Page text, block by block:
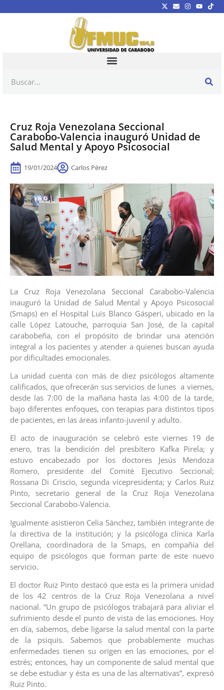
Cruz Roja Venezolana Seccional
Carabobo-Valencia inauguró Unidad de
Salud Mental y Apoyo Psicosocial
19/01/2024 Carlos Pérez
La Cruz Roja Venezolana Seccional Carabobo-Valencia
inauguró la Unidad de Salud Mental y Apoyo Psicosocial
(Smaps) en el Hospital Luis Blanco Gásperi, ubicado en la
calle López Latouche, parroquia San José, de la capital
carabobeña, con el propósito de brindar una atención
integral a los pacientes y atender a quienes buscan ayuda
por dificultades emocionales.
La unidad cuenta con más de diez psicólogos altamente
calificados, que ofrecerán sus servicios de lunes a viernes,
desde las 7:00 de la mañana hasta las 4:00 de la tarde,
bajo diferentes enfoques, con terapias para distintos tipos
de pacientes, en las áreas infanto-juvenil y adulto.
El acto de inauguración se celebró este viernes 19 de
enero, tras la bendición del presbítero Kafka Pirela; y
estuvo encabezado por los doctores Jesús Mendoza
Romero, presidente del Comité Ejecutivo Seccional;
Rossana Di Criscio, segunda vicepresidenta; y Carlos Ruiz
Pinto, secretario general de la Cruz Roja Venezolana
Seccional Carabobo-Valencia.
Igualmente asistieron Celia Sánchez, también integrante de
la directiva de la institución; y la psicóloga clínica Karla
Orellana, coordinadora de la Smaps, en compañía del
equipo de psicólogos que forman parte de este nuevo
servicio.
El doctor Ruiz Pinto destacó que esta es la primera unidad
de los 42 centros de la Cruz Roja Venezolana a nivel
nacional. “Un grupo de psicólogos trabajará para aliviar el
sufrimiento desde el punto de vista de las emociones. Hoy
en día, sabemos, debe ligarse la salud mental con la parte
de la psiquis. Sabemos que probablemente muchas
enfermedades tienen su origen en las emociones, por el
estrés; entonces, hay un componente de salud mental que
se debe estudiar y ésta es una de las alternativas”, expresó
Ruiz Pinto.